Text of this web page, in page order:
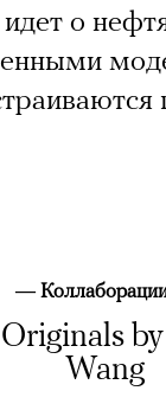
о
—
Wang